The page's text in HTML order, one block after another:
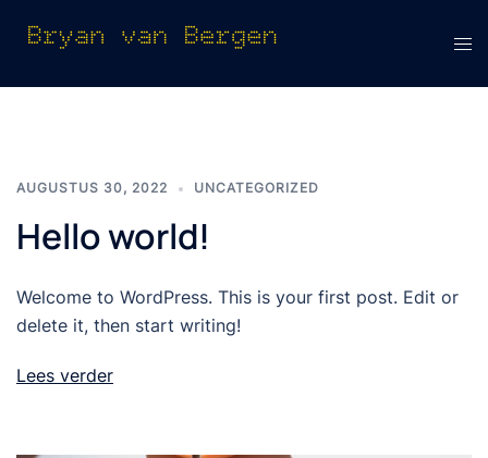
naar
AUGUSTUS 30, 2022 UNCATEGORIZED
Hello world!
Welcome to WordPress. This is your first post. Edit or
delete it, then start writing!
Lees verder